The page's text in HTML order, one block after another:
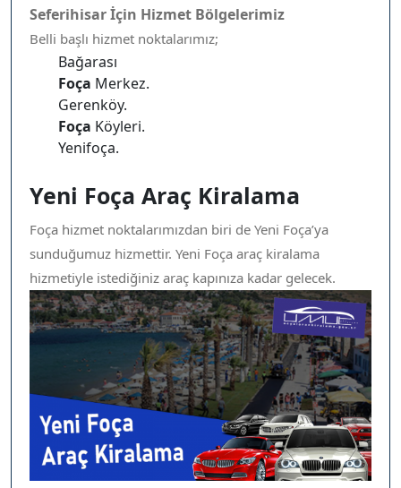
Seferihisar İçin Hizmet Bölgelerimiz
Belli başlı hizmet noktalarımız;
Bağarası
Foça Merkez.
Gerenköy.
Foça Köyleri.
Yenifoça.
Yeni Foça Araç Kiralama
Foça hizmet noktalarımızdan biri de Yeni Foça’ya
sunduğumuz hizmettir. Yeni Foça araç kiralama
hizmetiyle istediğiniz araç kapınıza kadar gelecek.